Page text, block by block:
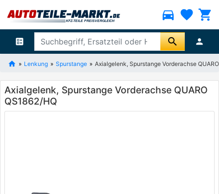
directions_car favorite shopping_cart
ballot search person
Lenkung Spurstange Axialgelenk, Spurstange Vorderachse
Axialgelenk, Spurstange Vorderachse QUARO
QS1862/HQ